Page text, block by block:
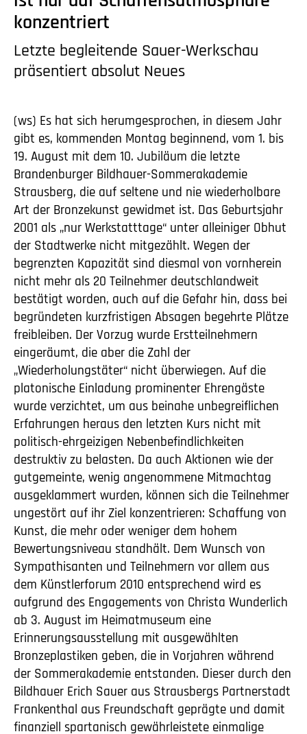
konzentriert
Letzte begleitende Sauer-Werkschau
präsentiert absolut Neues
(ws) Es hat sich herumgesprochen, in diesem Jahr
gibt es, kommenden Montag beginnend, vom 1. bis
19. August mit dem 10. Jubiläum die letzte
Brandenburger Bildhauer-Sommerakademie
Strausberg, die auf seltene und nie wiederholbare
Art der Bronzekunst gewidmet ist. Das Geburtsjahr
2001 als „nur Werkstatttage“ unter alleiniger Obhut
der Stadtwerke nicht mitgezählt. Wegen der
begrenzten Kapazität sind diesmal von vornherein
nicht mehr als 20 Teilnehmer deutschlandweit
bestätigt worden, auch auf die Gefahr hin, dass bei
begründeten kurzfristigen Absagen begehrte Plätze
freibleiben. Der Vorzug wurde Erstteilnehmern
eingeräumt, die aber die Zahl der
„Wiederholungstäter“ nicht überwiegen. Auf die
platonische Einladung prominenter Ehrengäste
wurde verzichtet, um aus beinahe unbegreiflichen
Erfahrungen heraus den letzten Kurs nicht mit
politisch-ehrgeizigen Nebenbefindlichkeiten
destruktiv zu belasten. Da auch Aktionen wie der
gutgemeinte, wenig angenommene Mitmachtag
ausgeklammert wurden, können sich die Teilnehmer
ungestört auf ihr Ziel konzentrieren: Schaffung von
Kunst, die mehr oder weniger dem hohem
Bewertungsniveau standhält. Dem Wunsch von
Sympathisanten und Teilnehmern vor allem aus
dem Künstlerforum 2010 entsprechend wird es
aufgrund des Engagements von Christa Wunderlich
ab 3. August im Heimatmuseum eine
Erinnerungsausstellung mit ausgewählten
Bronzeplastiken geben, die in Vorjahren während
der Sommerakademie entstanden. Dieser durch den
Bildhauer Erich Sauer aus Strausbergs Partnerstadt
Frankenthal aus Freundschaft geprägte und damit
finanziell spartanisch gewährleistete einmalige